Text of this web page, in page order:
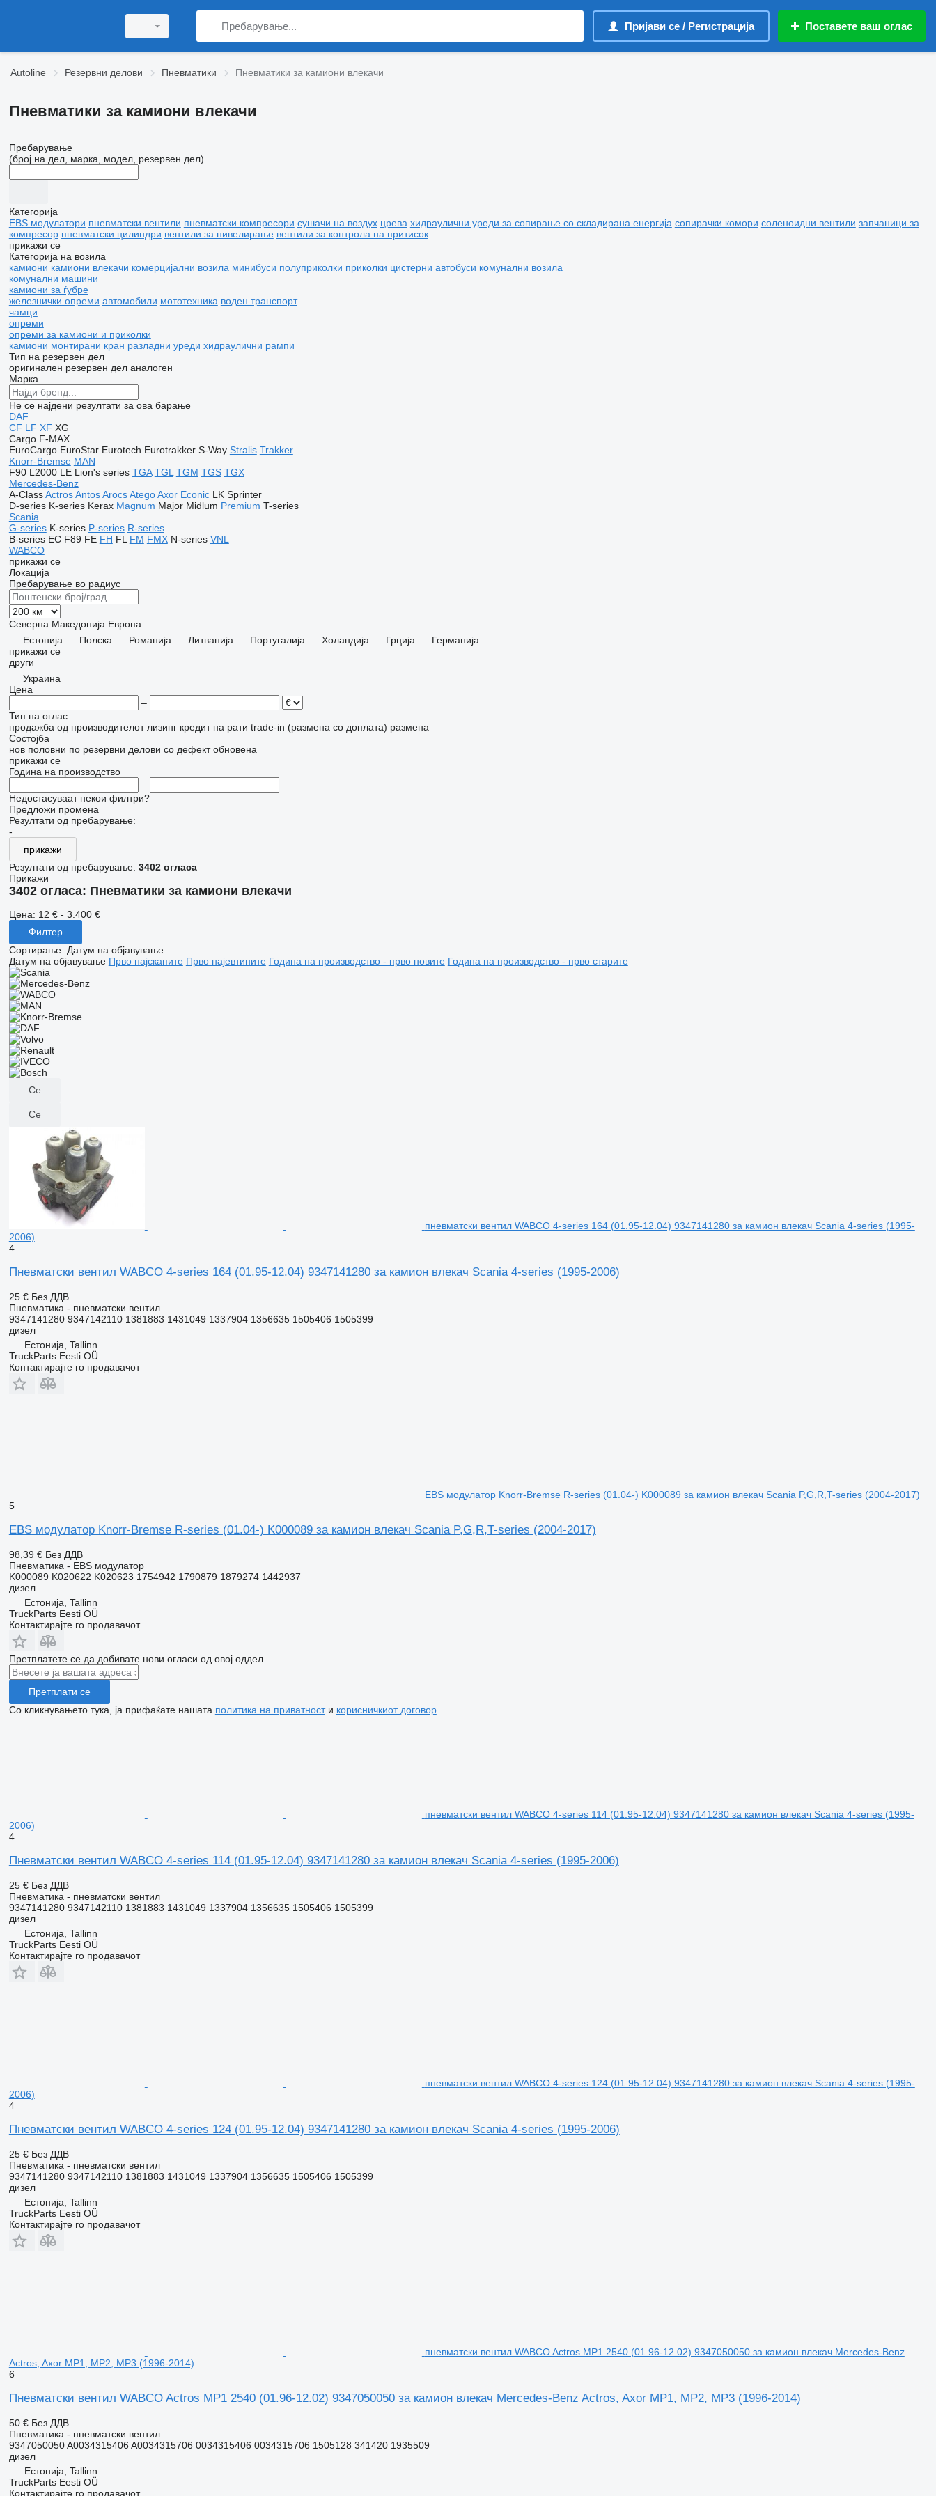
Пријави се / Регистрација Поставете ваш оглас
Autoline Резервни делови Пневматики Пневматики за камиони влекачи
Пневматики за камиони влекачи
Пребарување
(број на дел, марка, модел, резервен дел)
Категорија
EBS модулатори пневматски вентили пневматски компресори сушачи на воздух црева хидраулични уреди за сопирање со складирана енергија сопирачки комори соленоидни вентили запчаници за
компресор пневматски цилиндри вентили за нивелирање вентили за контрола на притисок
прикажи се
Категорија на возила
камиони камиони влекачи комерцијални возила минибуси полуприколки приколки цистерни автобуси комунални возила
комунални машини
камиони за ѓубре
железнички опреми автомобили мототехника воден транспорт
чамци
опреми
опреми за камиони и приколки
камиони монтирани кран разладни уреди хидраулични рампи
Тип на резервен дел
оригинален резервен дел аналоген
Марка
Не се најдени резултати за ова барање
DAF
CF LF XF XG
Cargo F-MAX
EuroCargo EuroStar Eurotech Eurotrakker S-Way Stralis Trakker
Knorr-Bremse MAN
F90 L2000 LE Lion's series TGA TGL TGM TGS TGX
Mercedes-Benz
A-Class Actros Antos Arocs Atego Axor Econic LK Sprinter
D-series K-series Kerax Magnum Major Midlum Premium T-series
Scania
G-series K-series P-series R-series
B-series EC F89 FE FH FL FM FMX N-series VNL
WABCO
прикажи се
Локација
Пребарување во радиус
Северна Македонија Европа
Естонија
Полска Романија Литванија Португалија Холандија Грција
Германија
прикажи се
други
Украина
Цена
–
Тип на оглас
продажба од производителот лизинг кредит на рати trade-in (размена со доплата) размена
Состојба
нов половни по резервни делови со дефект обновена
прикажи се
Година на производство
–
Недостасуваат некои филтри?
Предложи промена
Резултати од пребарување:
-
прикажи
Резултати од пребарување: 3402 огласа
Прикажи
3402 огласа: Пневматики за камиони влекачи
Цена: 12 € - 3.400 €
Филтер
Сортирање: Датум на објавување
Датум на објавување Прво најскапите Прво најевтините Година на производство - прво новите Година на производство - прво старите
Се
Се
пневматски вентил WABCO 4-series 164 (01.95-12.04) 9347141280 за камион влекач Scania 4-series (1995-
2006)
4
Пневматски вентил WABCO 4-series 164 (01.95-12.04) 9347141280 за камион влекач Scania 4-series (1995-2006)
25 € Без ДДВ
Пневматика - пневматски вентил
9347141280 9347142110 1381883 1431049 1337904 1356635 1505406 1505399
дизел
Естонија, Tallinn
TruckParts Eesti OÜ
Контактирајте го продавачот
EBS модулатор Knorr-Bremse R-series (01.04-) K000089 за камион влекач Scania P,G,R,T-series (2004-2017)
5
EBS модулатор Knorr-Bremse R-series (01.04-) K000089 за камион влекач Scania P,G,R,T-series (2004-2017)
98,39 € Без ДДВ
Пневматика - EBS модулатор
K000089 K020622 K020623 1754942 1790879 1879274 1442937
дизел
Естонија, Tallinn
TruckParts Eesti OÜ
Контактирајте го продавачот
Претплатете се да добивате нови огласи од овој оддел
Претплати се
Со кликнувањето тука, ја прифаќате нашата политика на приватности корисничкиот договор.
пневматски вентил WABCO 4-series 114 (01.95-12.04) 9347141280 за камион влекач Scania 4-series (1995-
2006)
4
Пневматски вентил WABCO 4-series 114 (01.95-12.04) 9347141280 за камион влекач Scania 4-series (1995-2006)
25 € Без ДДВ
Пневматика - пневматски вентил
9347141280 9347142110 1381883 1431049 1337904 1356635 1505406 1505399
дизел
Естонија, Tallinn
TruckParts Eesti OÜ
Контактирајте го продавачот
пневматски вентил WABCO 4-series 124 (01.95-12.04) 9347141280 за камион влекач Scania 4-series (1995-
2006)
4
Пневматски вентил WABCO 4-series 124 (01.95-12.04) 9347141280 за камион влекач Scania 4-series (1995-2006)
25 € Без ДДВ
Пневматика - пневматски вентил
9347141280 9347142110 1381883 1431049 1337904 1356635 1505406 1505399
дизел
Естонија, Tallinn
TruckParts Eesti OÜ
Контактирајте го продавачот
пневматски вентил WABCO Actros MP1 2540 (01.96-12.02) 9347050050 за камион влекач Mercedes-Benz
Actros, Axor MP1, MP2, MP3 (1996-2014)
6
Пневматски вентил WABCO Actros MP1 2540 (01.96-12.02) 9347050050 за камион влекач Mercedes-Benz Actros, Axor MP1, MP2, MP3 (1996-2014)
50 € Без ДДВ
Пневматика - пневматски вентил
9347050050 A0034315406 A0034315706 0034315406 0034315706 1505128 341420 1935509
дизел
Естонија, Tallinn
TruckParts Eesti OÜ
Контактирајте го продавачот